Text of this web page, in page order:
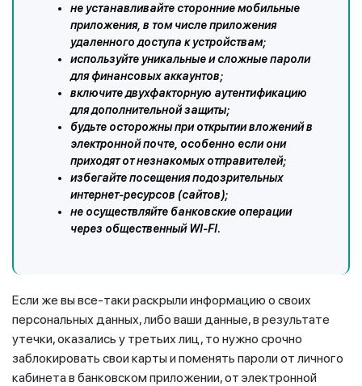
не устанавливайте сторонние мобильные
приложения, в том числе приложения
удаленного доступа к устройствам;
используйте уникальные и сложные пароли
для финансовых аккаунтов;
включите двухфакторную аутентификацию
для дополнительной защиты;
будьте осторожны при открытии вложений в
электронной почте, особенно если они
приходят от незнакомых отправителей;
избегайте посещения подозрительных
интернет-ресурсов (сайтов);
не осуществляйте банковские операции
через общественный WI-FI.
Если же вы все-таки раскрыли информацию о своих
персональных данных, либо ваши данные, в результате
утечки, оказались у третьих лиц, то нужно срочно
заблокировать свои карты и поменять пароли от личного
кабинета в банковском приложении, от электронной